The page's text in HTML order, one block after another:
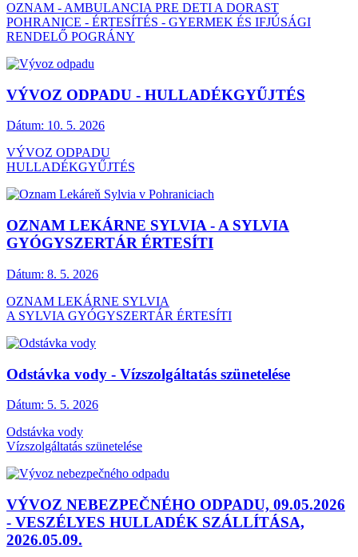
OZNAM - AMBULANCIA PRE DETI A DORAST
POHRANICE - ÉRTESÍTÉS - GYERMEK ÉS IFJÚSÁGI
RENDELŐ POGRÁNY
VÝVOZ ODPADU - HULLADÉKGYŰJTÉS
Dátum: 10. 5. 2026
VÝVOZ ODPADU
HULLADÉKGYŰJTÉS
OZNAM LEKÁRNE SYLVIA - A SYLVIA
GYÓGYSZERTÁR ÉRTESÍTI
Dátum: 8. 5. 2026
OZNAM LEKÁRNE SYLVIA
A SYLVIA GYÓGYSZERTÁR ÉRTESÍTI
Odstávka vody - Vízszolgáltatás szünetelése
Dátum: 5. 5. 2026
Odstávka vody
Vízszolgáltatás szünetelése
VÝVOZ NEBEZPEČNÉHO ODPADU, 09.05.2026
- VESZÉLYES HULLADÉK SZÁLLÍTÁSA,
2026.05.09.